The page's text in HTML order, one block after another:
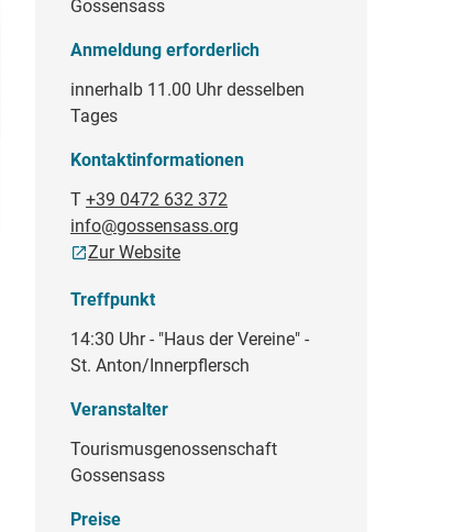
Gossensass
Anmeldung erforderlich
innerhalb 11.00 Uhr desselben
Tages
Kontaktinformationen
T +39 0472 632 372
info@gossensass.org
Zur Website
Treffpunkt
14:30 Uhr - "Haus der Vereine" -
St. Anton/Innerpflersch
Veranstalter
Tourismusgenossenschaft
Gossensass
Preise